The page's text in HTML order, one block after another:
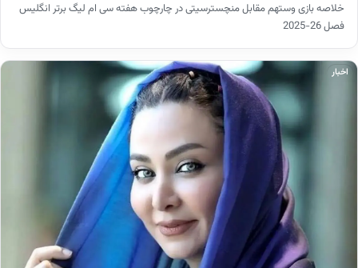
خلاصه بازی وستهم مقابل منچسترسیتی در چارچوب هفته سی ام لیگ برتر انگلیس
فصل 26-2025
اخبار